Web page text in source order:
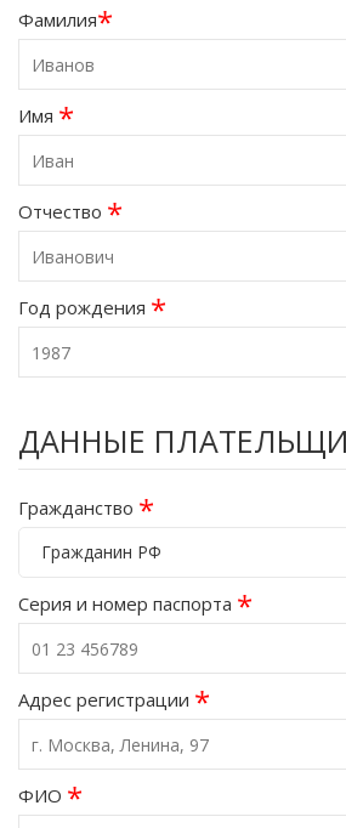
Фамилия*
Имя *
Отчество *
Год рождения *
ДАННЫЕ
Гражданство *
Гражданин РФ
Серия и номер паспорта *
Адрес регистрации *
ФИО *